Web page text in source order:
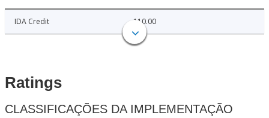
IDA Credit 110.00
Ratings
CLASSIFICAÇÕES DA IMPLEMENTAÇÃO